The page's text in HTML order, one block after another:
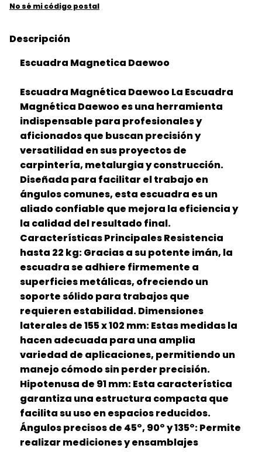
No sé mi código postal
Descripción
Escuadra Magnetica Daewoo
Escuadra Magnética Daewoo La Escuadra
Magnética Daewoo es una herramienta
indispensable para profesionales y
aficionados que buscan precisión y
versatilidad en sus proyectos de
carpintería, metalurgia y construcción.
Diseñada para facilitar el trabajo en
ángulos comunes, esta escuadra es un
aliado confiable que mejora la eficiencia y
la calidad del resultado final.
Características Principales Resistencia
hasta 22 kg: Gracias a su potente imán, la
escuadra se adhiere firmemente a
superficies metálicas, ofreciendo un
soporte sólido para trabajos que
requieren estabilidad. Dimensiones
laterales de 155 x 102 mm: Estas medidas la
hacen adecuada para una amplia
variedad de aplicaciones, permitiendo un
manejo cómodo sin perder precisión.
Hipotenusa de 91 mm: Esta característica
garantiza una estructura compacta que
facilita su uso en espacios reducidos.
Ángulos precisos de 45°, 90° y 135°: Permite
realizar mediciones y ensamblajes